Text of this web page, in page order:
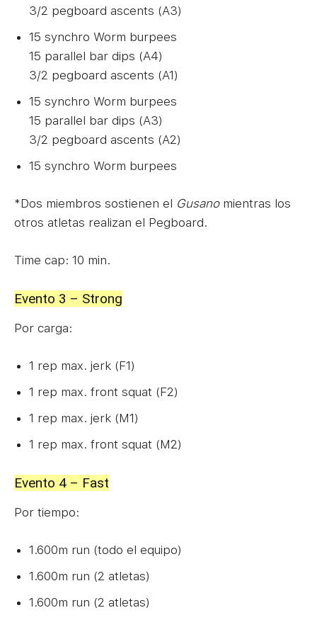
3/2 pegboard ascents (A3)
15 synchro Worm burpees
15 parallel bar dips (A4)
3/2 pegboard ascents (A1)
15 synchro Worm burpees
15 parallel bar dips (A3)
3/2 pegboard ascents (A2)
15 synchro Worm burpees
*Dos miembros sostienen el Gusanomientras los
otros atletas realizan el Pegboard.
Time cap: 10 min.
Evento 3 – Strong
Por carga:
1 rep max. jerk (F1)
1 rep max. front squat (F2)
1 rep max. jerk (M1)
1 rep max. front squat (M2)
Evento 4 – Fast
Por tiempo:
1.600m run (todo el equipo)
1.600m run (2 atletas)
1.600m run (2 atletas)